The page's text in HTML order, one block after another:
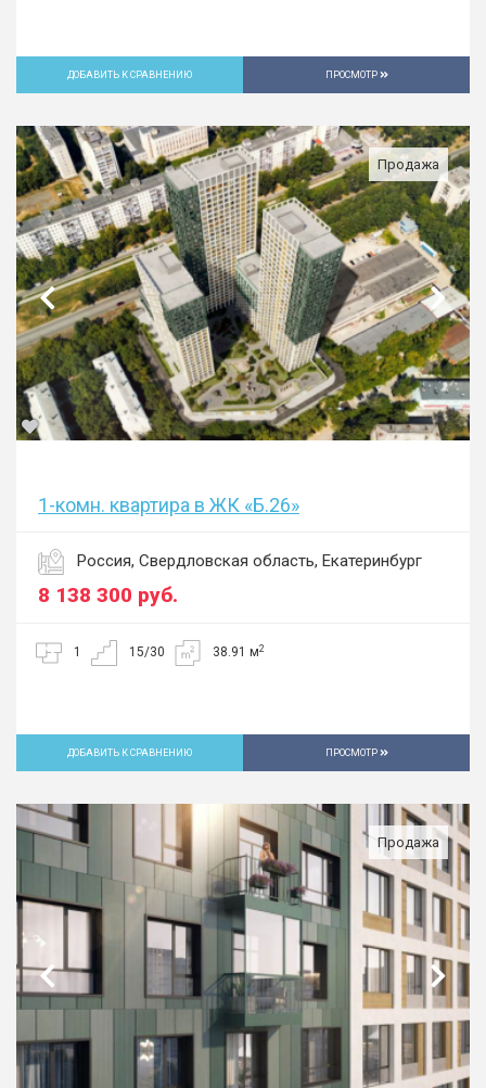
ДОБАВИТЬ К СРАВНЕНИЮ ПРОСМОТР
Продажа
1-комн. квартира в ЖК «Б.26»
Россия, Свердловская область, Екатеринбург
8 138 300 руб.
1 15/30 38.91 м2
ДОБАВИТЬ К СРАВНЕНИЮ ПРОСМОТР
Продажа